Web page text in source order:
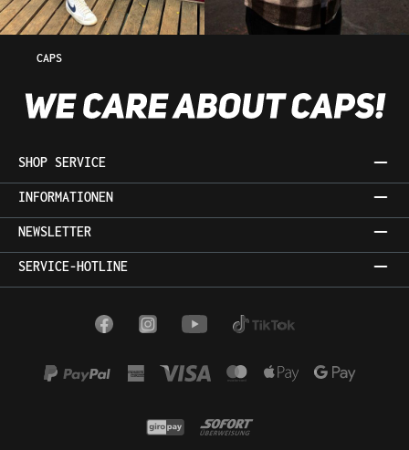
CAPS
SHOP SERVICE
INFORMATIONEN
NEWSLETTER
SERVICE-HOTLINE